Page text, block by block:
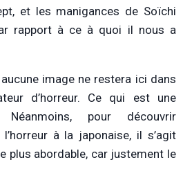
et les manigances de Soïchi
rapport à ce à quoi il nous a
image ne restera ici dans
d’horreur. Ce qui est une
Néanmoins, pour découvrir
à la japonaise, il s’agit
plus abordable, car justement le